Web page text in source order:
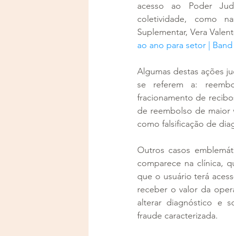
acesso ao Poder
coletividade, como
Suplementar, Vera
ao ano para setor |
Algumas destas ações
se referem a:
fracionamento de
de reembolso de maior
como falsificação de
Outros casos
comparece na clínica,
que o usuário terá
receber o valor da
alterar diagnóstico e
fraude caracterizada.